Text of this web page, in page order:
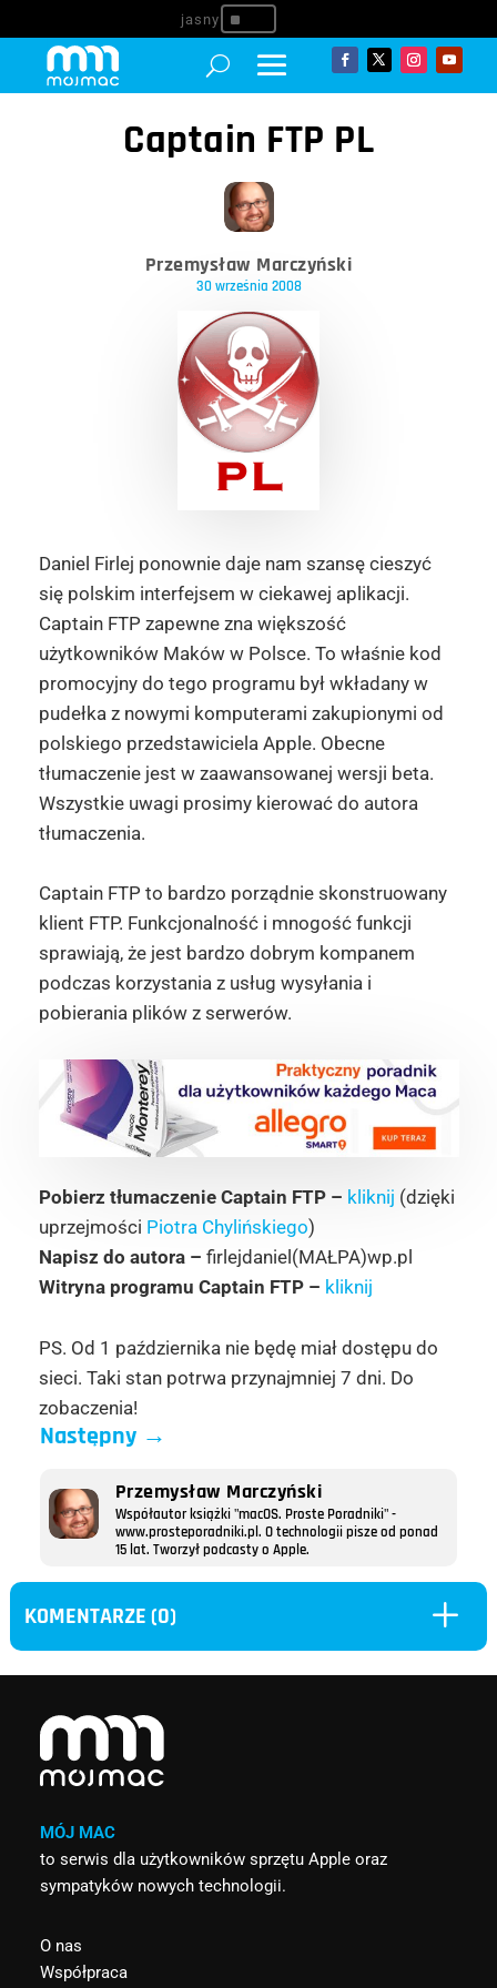
^
Captain FTP PL
Przemysław Marczyński
30 września 2008
Daniel Firlej ponownie daje nam szansę cieszyć
się polskim interfejsem w ciekawej aplikacji.
Captain FTP zapewne zna większość
użytkowników Maków w Polsce. To właśnie kod
promocyjny do tego programu był wkładany w
pudełka z nowymi komputerami zakupionymi od
polskiego przedstawiciela Apple. Obecne
tłumaczenie jest w zaawansowanej wersji beta.
Wszystkie uwagi prosimy kierować do autora
tłumaczenia.
Captain FTP to bardzo porządnie skonstruowany
klient FTP. Funkcjonalność i mnogość funkcji
sprawiają, że jest bardzo dobrym kompanem
podczas korzystania z usług wysyłania i
pobierania plików z serwerów.
Pobierz tłumaczenie Captain FTP – kliknij (dzięki
uprzejmości Piotra Chylińskiego)
Napisz do autora – firlejdaniel(MAŁPA)wp.pl
Witryna programu Captain FTP – kliknij
PS. Od 1 października nie będę miał dostępu do
sieci. Taki stan potrwa przynajmniej 7 dni. Do
zobaczenia!
Następny→
Przemysław Marczyński
Współautor książki "macOS. Proste Poradniki" -
www.prosteporadniki.pl. O technologii pisze od ponad
15 lat. Tworzył podcasty o Apple.
KOMENTARZE (0) L
MÓJ MAC
to serwis dla użytkowników sprzętu Apple oraz
sympatyków nowych technologii.
O nas
Współpraca